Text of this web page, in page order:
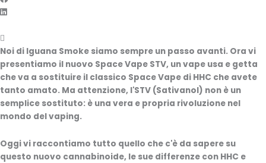
Noi di Iguana Smoke siamo sempre un passo avanti. Ora vi
presentiamo il nuovo Space Vape STV, un vape usa e getta
che va a sostituire il classico Space Vape di HHC che avete
tanto amato. Ma attenzione, l'STV (Sativanol) non è un
semplice sostituto: è una vera e propria rivoluzione nel
mondo del vaping.
Oggi vi raccontiamo tutto quello che c'è da sapere su
questo nuovo cannabinoide, le sue differenze con HHC e